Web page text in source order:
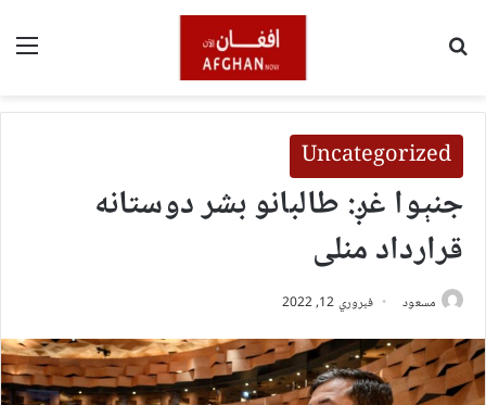
Uncategorized
جنېوا غږ: طالبانو بشر دوستانه
قرارداد منلی
مسعود فبروري 12, 2022